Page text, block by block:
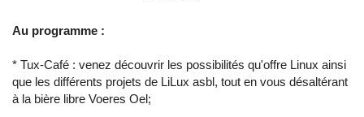
Au programme :
* Tux-Café : venez découvrir les possibilités qu'offre Linux ainsi
que les différents projets de LiLux asbl, tout en vous désaltérant
à la bière libre Voeres Oel;